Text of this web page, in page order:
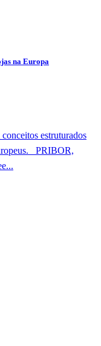
na Europa
estruturados
PRIBOR,